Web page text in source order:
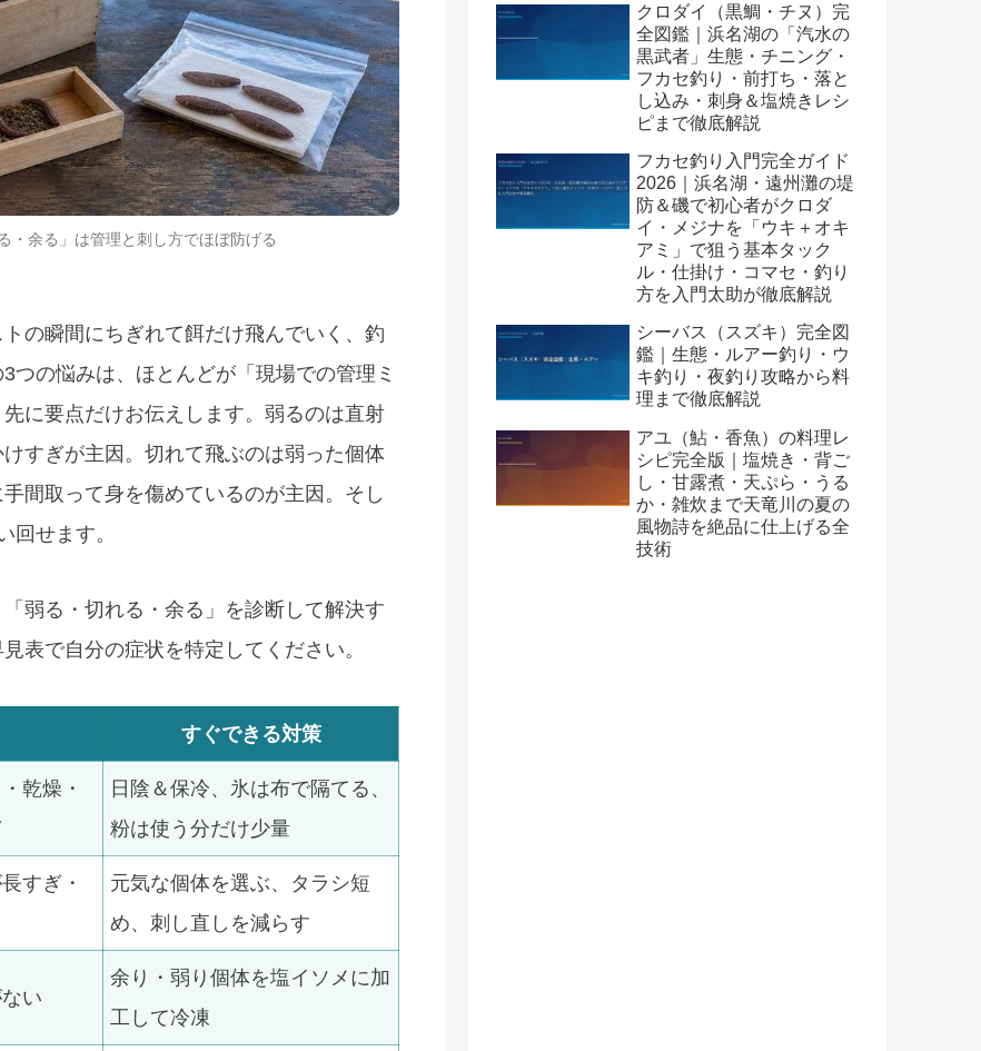
・余る」は管理と刺し方でほぼ防げる
の瞬間にちぎれて餌だけ飛んでいく、釣
の悩みは、ほとんどが「現場での管理ミ
に要点だけお伝えします。弱るのは直射
すぎが主因。切れて飛ぶのは弱った個体
間取って身を傷めているのが主因。そし
回せます。
弱る・切れる・余る」を診断して解決す
表で自分の症状を特定してください。
すぐできる対策
乾燥・
日陰＆保冷、氷は布で隔てる、
粉は使う分だけ少量
すぎ・
元気な個体を選ぶ、タラシ短
め、刺し直しを減らす
い
余り・弱り個体を塩イソメに加
工して冷凍
クロダイ（黒鯛・チヌ）完
全図鑑｜浜名湖の「汽水の
黒武者」生態・チニング・
フカセ釣り・前打ち・落と
し込み・刺身＆塩焼きレシ
ピまで徹底解説
フカセ釣り入門完全ガイド
2026｜浜名湖・遠州灘の堤
防＆磯で初心者がクロダ
イ・メジナを「ウキ＋オキ
アミ」で狙う基本タック
ル・仕掛け・コマセ・釣り
方を入門太助が徹底解説
シーバス（スズキ）完全図
鑑｜生態・ルアー釣り・ウ
キ釣り・夜釣り攻略から料
理まで徹底解説
アユ（鮎・香魚）の料理レ
シピ完全版｜塩焼き・背ご
し・甘露煮・天ぷら・うる
か・雑炊まで天竜川の夏の
風物詩を絶品に仕上げる全
技術